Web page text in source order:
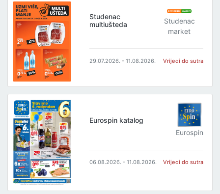
Studenac
multiušteda
Studenac
market
29.07.2026. - 11.08.2026. Vrijedi do sutra
Eurospin katalog
Eurospin
06.08.2026. - 11.08.2026. Vrijedi do sutra